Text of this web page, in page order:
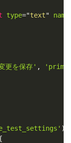
type="text" name
更を保存' ,
)